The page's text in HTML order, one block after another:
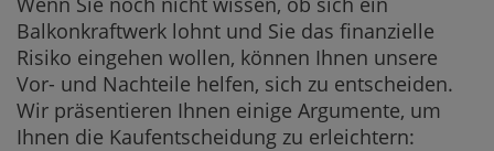
Balkonkraftwerk lohnt und Sie das finanzielle
Risiko eingehen wollen, können Ihnen unsere
Vor- und Nachteile helfen, sich zu entscheiden.
Wir präsentieren Ihnen einige Argumente, um
Ihnen die Kaufentscheidung zu erleichtern: